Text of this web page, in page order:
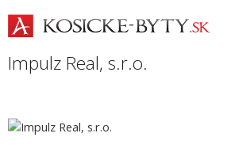
Impulz Real, s.r.o.